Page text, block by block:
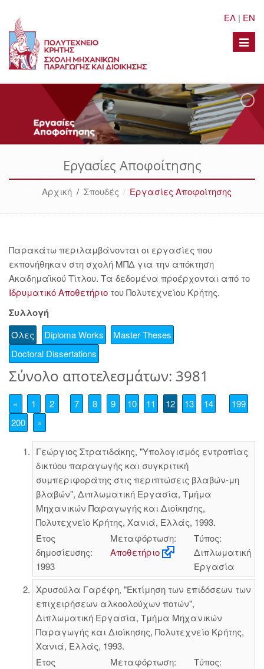
ΕΛ | EN
Toggle
Εργασίες Αποφοίτησης
Αρχική/ Σπουδές Εργασίες Αποφοίτησης
Παρακάτω περιλαμβάνονται οι εργασίες που
εκπονήθηκαν στη σχολή ΜΠΔ για την απόκτηση
Ακαδημαϊκού Τίτλου. Τα δεδομένα προέρχονται από το
Ιδρυματικό Αποθετήριο του Πολυτεχνείου Κρήτης.
Συλλογή
Όλες Diploma Works
Master Theses
Doctoral Dissertations
Σύνολο αποτελεσμάτων: 3981
« 1 2 7 8 9 10 11 12 13 14
199
200
»
Γεώργιος Στρατιδάκης, "Υπολογισμός εντροπίας
δικτύου παραγωγής και συγκριτική
συμπεριφοράτης στις περιπτώσεις βλαβών-μη
βλαβών", Διπλωματική Εργασία, Τμήμα
Μηχανικών Παραγωγής και Διοίκησης,
Πολυτεχνείο Κρήτης, Χανιά, Ελλάς, 1993.
Έτος
δημοσίευσης:
1993
Μεταφόρτωση:
Αποθετήριο
Τύπος:
Διπλωματική
Εργασία
Χρυσούλα Γαρέφη, "Εκτίμηση των επιδόσεων των
επιχειρήσεων αλκοολούχων ποτών",
Διπλωματική Εργασία, Τμήμα Μηχανικών
Παραγωγής και Διοίκησης, Πολυτεχνείο Κρήτης,
Χανιά, Ελλάς, 1993.
Έτος
Μεταφόρτωση:
Τύπος: